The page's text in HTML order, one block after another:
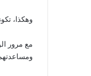
وهكذا،
مع مرور